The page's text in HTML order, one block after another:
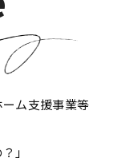
ム支援事業等
」